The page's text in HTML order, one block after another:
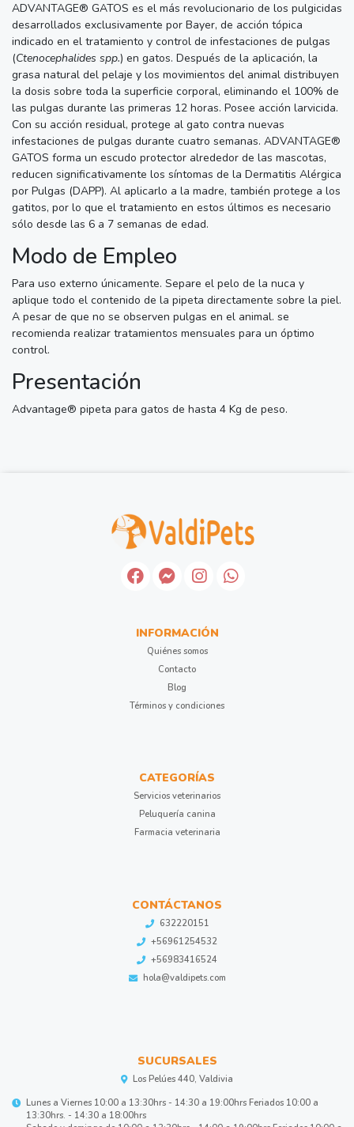
ADVANTAGE® GATOS es el más revolucionario de los pulgicidas
desarrollados exclusivamente por Bayer, de acción tópica
indicado en el tratamiento y control de infestaciones de pulgas
(Ctenocephalides spp.) en gatos. Después de la aplicación, la
grasa natural del pelaje y los movimientos del animal distribuyen
la dosis sobre toda la superficie corporal, eliminando el 100% de
las pulgas durante las primeras 12 horas. Posee acción larvicida.
Con su acción residual, protege al gato contra nuevas
infestaciones de pulgas durante cuatro semanas. ADVANTAGE®
GATOS forma un escudo protector alrededor de las mascotas,
reducen significativamente los síntomas de la Dermatitis Alérgica
por Pulgas (DAPP). Al aplicarlo a la madre, también protege a los
gatitos, por lo que el tratamiento en estos últimos es necesario
sólo desde las 6 a 7 semanas de edad.
Modo de Empleo
Para uso externo únicamente. Separe el pelo de la nuca y
aplique todo el contenido de la pipeta directamente sobre la piel.
A pesar de que no se observen pulgas en el animal. se
recomienda realizar tratamientos mensuales para un óptimo
control.
Presentación
Advantage® pipeta para gatos de hasta 4 Kg de peso.
INFORMACIÓN
Quiénes somos
Contacto
Blog
Términos y condiciones
CATEGORÍAS
Servicios veterinarios
Peluquería canina
Farmacia veterinaria
CONTÁCTANOS
632220151
+56961254532
+56983416524
hola@valdipets.com
SUCURSALES
Los Pelúes 440, Valdivia
Lunes a Viernes 10:00 a 13:30hrs - 14:30 a 19:00hrs Feriados 10:00 a
13:30hrs. - 14:30 a 18:00hrs